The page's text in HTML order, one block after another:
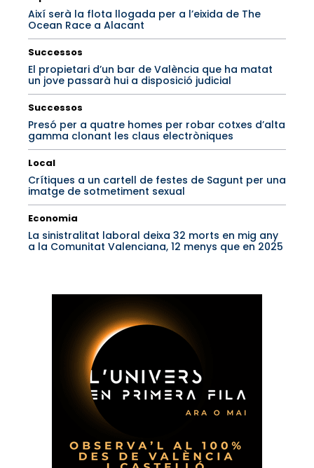
Així serà la flota llogada per a l’eixida de The
Ocean Race a Alacant
Successos
El propietari d’un bar de València que ha matat
un jove passarà hui a disposició judicial
Successos
Presó per a quatre homes per robar cotxes d’alta
gamma clonant les claus electròniques
Local
Crítiques a un cartell de festes de Sagunt per una
imatge de sotmetiment sexual
Economia
La sinistralitat laboral deixa 32 morts en mig any
a la Comunitat Valenciana, 12 menys que en 2025